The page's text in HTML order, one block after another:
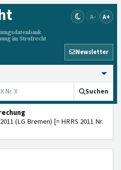
im Strafrecht
A- A+
Newsletter
Suchen
(LG Bremen) [= HRRS 2011 Nr.